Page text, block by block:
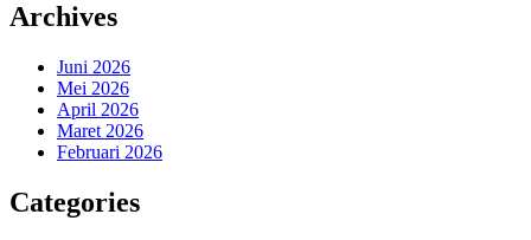
Archives
Juni 2026
Mei 2026
April 2026
Maret 2026
Februari 2026
Categories